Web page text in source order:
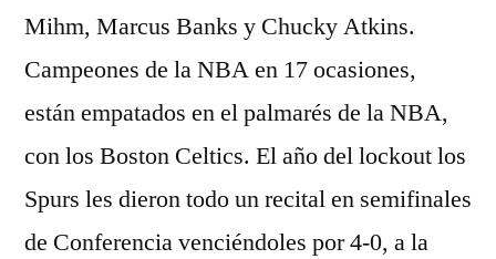
Mihm, Marcus Banks y Chucky Atkins.
Campeones de la NBA en 17 ocasiones,
están empatados en el palmarés de la NBA,
con los Boston Celtics. El año del lockout los
Spurs les dieron todo un recital en semifinales
de Conferencia venciéndoles por 4-0, a la